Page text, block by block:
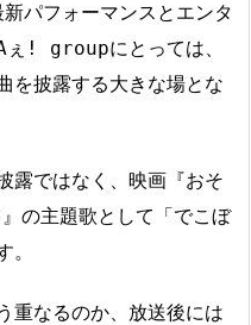
新パフォーマンスとエンタ
ぇ! groupにとっては、
を披露する大きな場とな
露ではなく、映画『おそ
主題歌として「でこぼ
。
重なるのか、放送後には